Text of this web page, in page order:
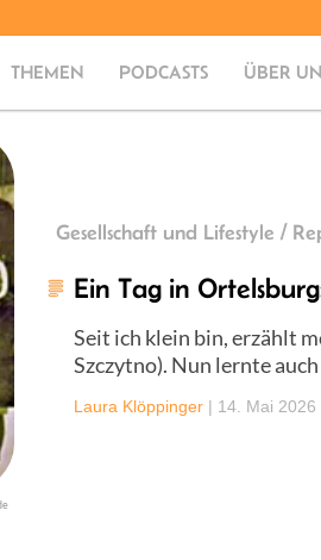
THEMEN PODCASTS ÜBER
Gesellschaft und Lifestyle /
Ein Tag in
Seit ich klein bin, erzählt
Szczytno). Nun lernte
Laura Klöppinger | 14. Mai 2026